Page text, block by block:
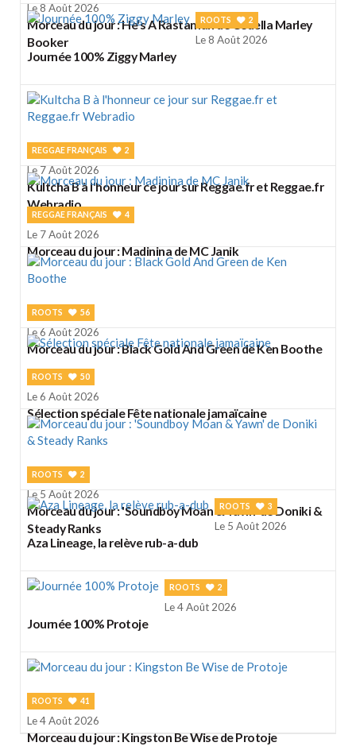
Le 8 Août 2026
Morceau du jour : He's A Rastaman de Cedella Marley
Booker
ROOTS 2
Le 8 Août 2026
Journée 100% Ziggy Marley
REGGAE FRANÇAIS 2
Le 7 Août 2026
Kultcha B à l'honneur ce jour sur Reggae.fr et Reggae.fr
Webradio
REGGAE FRANÇAIS 4
Le 7 Août 2026
Morceau du jour : Madinina de MC Janik
ROOTS 56
Le 6 Août 2026
Morceau du jour : Black Gold And Green de Ken Boothe
ROOTS 50
Le 6 Août 2026
Sélection spéciale Fête nationale jamaïcaine
ROOTS 2
Le 5 Août 2026
Morceau du jour : 'Soundboy Moan & Yawn' de Doniki &
Steady Ranks
ROOTS 3
Le 5 Août 2026
Aza Lineage, la relève rub-a-dub
ROOTS 2
Le 4 Août 2026
Journée 100% Protoje
ROOTS 41
Le 4 Août 2026
Morceau du jour : Kingston Be Wise de Protoje